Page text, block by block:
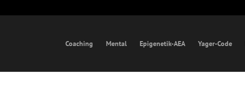
Coaching Mental Epigenetik-AEA Yager-Code